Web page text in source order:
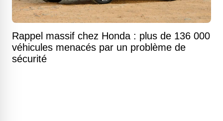
Rappel massif chez Honda : plus de 136 000
véhicules menacés par un problème de
sécurité